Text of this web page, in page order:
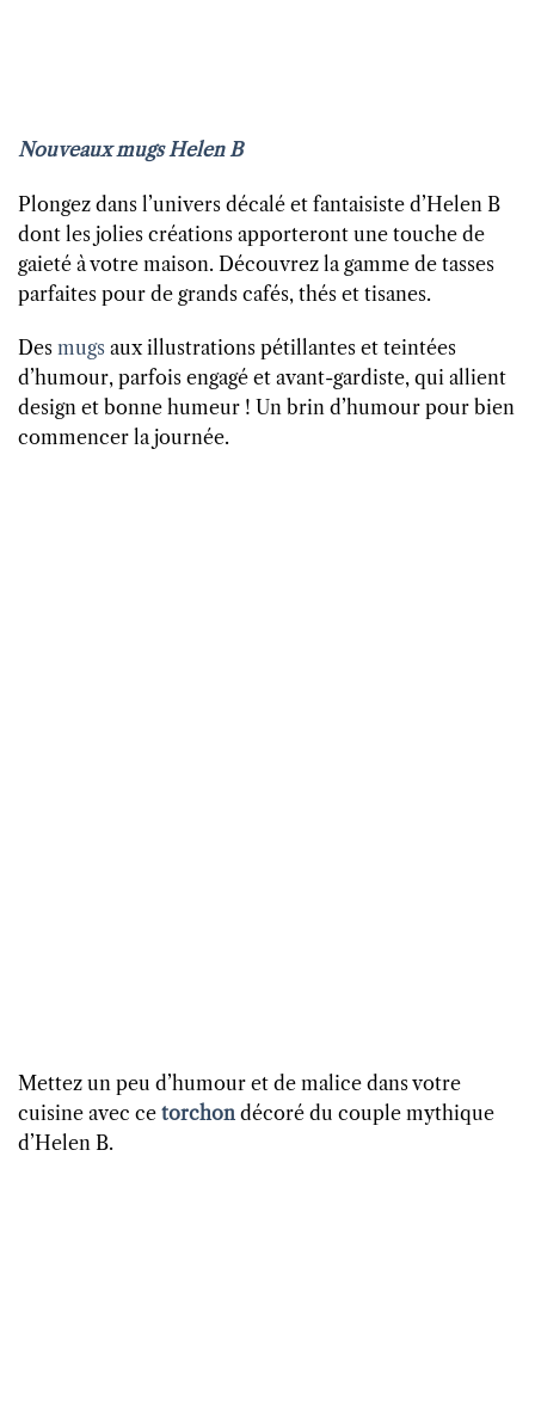
Nouveaux mugs Helen B
Plongez dans l’univers décalé et fantaisiste d’Helen B
dont les jolies créations apporteront une touche de
gaieté à votre maison. Découvrez la gamme de tasses
parfaites pour de grands cafés, thés et tisanes.
Des mugs aux illustrations pétillantes et teintées
d’humour, parfois engagé et avant-gardiste, qui allient
design et bonne humeur ! Un brin d’humour pour bien
commencer la journée.
Mettez un peu d’humour et de malice dans votre
cuisine avec ce torchon décoré du couple mythique
d’Helen B.